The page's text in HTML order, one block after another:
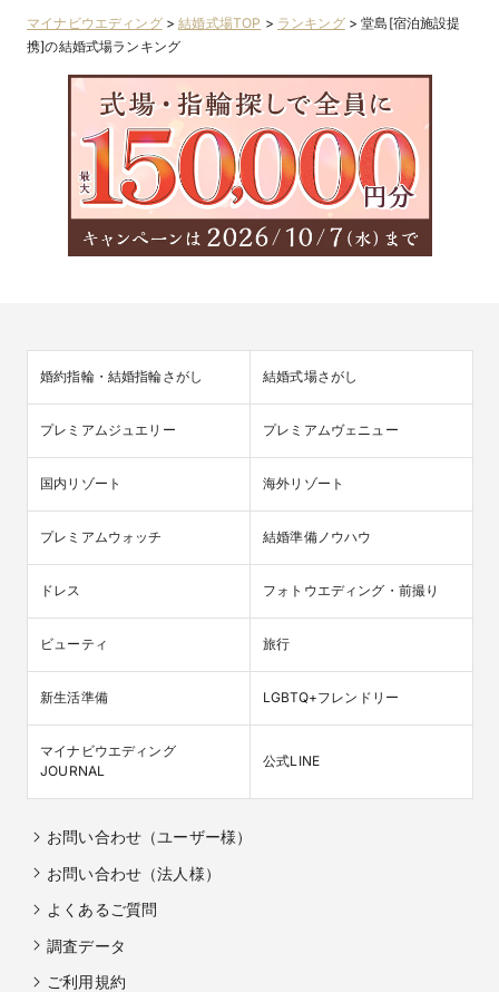
マイナビウエディング>結婚式場TOP > ランキング>堂島[宿泊施設提
携]の結婚式場ランキング
婚約指輪・結婚指輪さがし 結婚式場さがし
プレミアムジュエリー プレミアムヴェニュー
国内リゾート 海外リゾート
プレミアムウォッチ 結婚準備ノウハウ
ドレス フォトウエディング・前撮り
ビューティ 旅行
新生活準備 LGBTQ+フレンドリー
マイナビウエディング
JOURNAL
公式LINE
お問い合わせ（ユーザー様）
お問い合わせ（法人様）
よくあるご質問
調査データ
ご利用規約